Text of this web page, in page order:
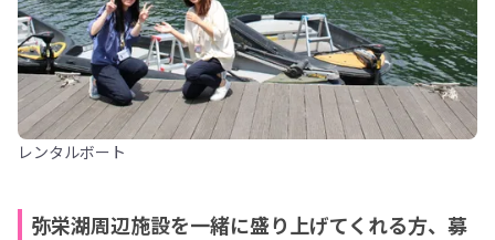
レンタルボート
弥栄湖周辺施設を一緒に盛り上げてくれる方、募